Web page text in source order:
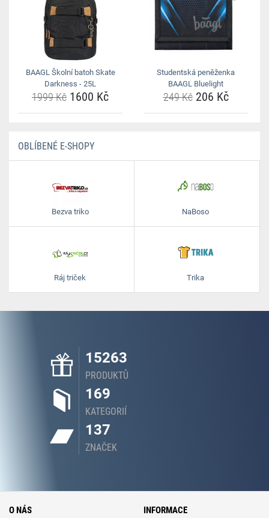
BAAGL Školní batoh Skate
Darkness - 25L
1999 Kč 1600 Kč
Studentská peněženka
BAAGL Bluelight
249 Kč206 Kč
OBLÍBENÉ E-SHOPY
Bezva triko NaBoso
Ráj triček Trika
15263
PRODUKTŮ
169
KATEGORIÍ
137
ZNAČEK
O NÁS INFORMACE